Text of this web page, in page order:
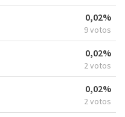
0,02%
9 votos
0,02%
2 votos
0,02%
2 votos